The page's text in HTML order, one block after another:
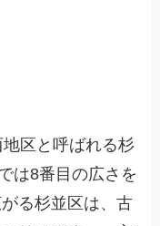
区と呼ばれる杉
は8番目の広さを
る杉並区は、古